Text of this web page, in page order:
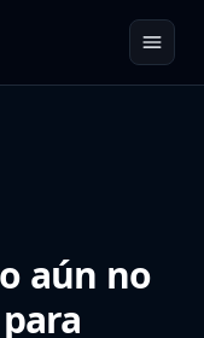
aún no